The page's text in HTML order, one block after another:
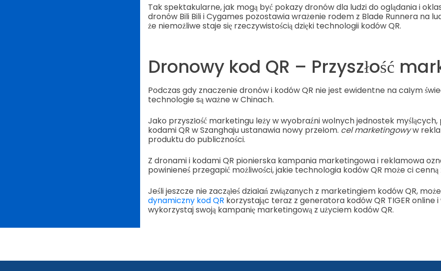
Tak spektakularne, jak mogą być pokazy dronów dla ludzi do oglądania i
dronów Bili Bili i Cygames pozostawia wrażenie rodem z Blade Runnera na
że niemożliwe staje się rzeczywistością dzięki technologii kodów QR.
Dronowy kod QR – Przyszłość
Podczas gdy znaczenie dronów i kodów QR nie jest ewidentne na całym
technologie są ważne w Chinach.
Jako przyszłość marketingu leży w wyobraźni wolnych jednostek
kodami QR w Szanghaju ustanawia nowy przełom. cel marketingowyw
produktu do publiczności.
Z dronami i kodami QR pionierska kampania marketingowa i reklamowa
powinieneś przegapić możliwości, jakie technologia kodów QR może ci
Jeśli jeszcze nie zacząłeś działań związanych z marketingiem kodów QR,
dynamiczny kod QR korzystając teraz z generatora kodów QR TIGER online i
wykorzystaj swoją kampanię marketingową z użyciem kodów QR.